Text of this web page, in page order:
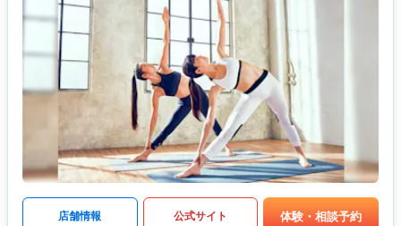
店舗情報 公式サイト 体験・相談予約